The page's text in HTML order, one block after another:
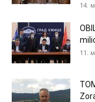
14.
11.